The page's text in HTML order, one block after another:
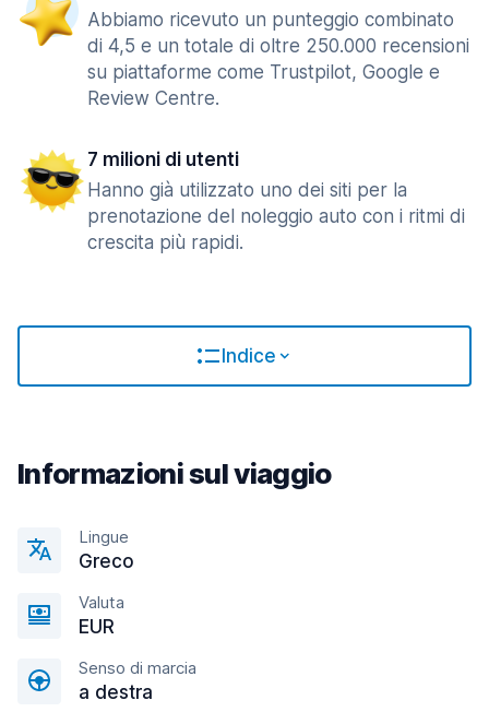
Abbiamo ricevuto un punteggio combinato
di 4,5 e un totale di oltre 250.000 recensioni
su piattaforme come Trustpilot, Google e
Review Centre.
7 milioni di utenti
Hanno già utilizzato uno dei siti per la
prenotazione del noleggio auto con i ritmi di
crescita più rapidi.
Indice
Informazioni sul viaggio
Lingue
Greco
Valuta
EUR
Senso di marcia
a destra